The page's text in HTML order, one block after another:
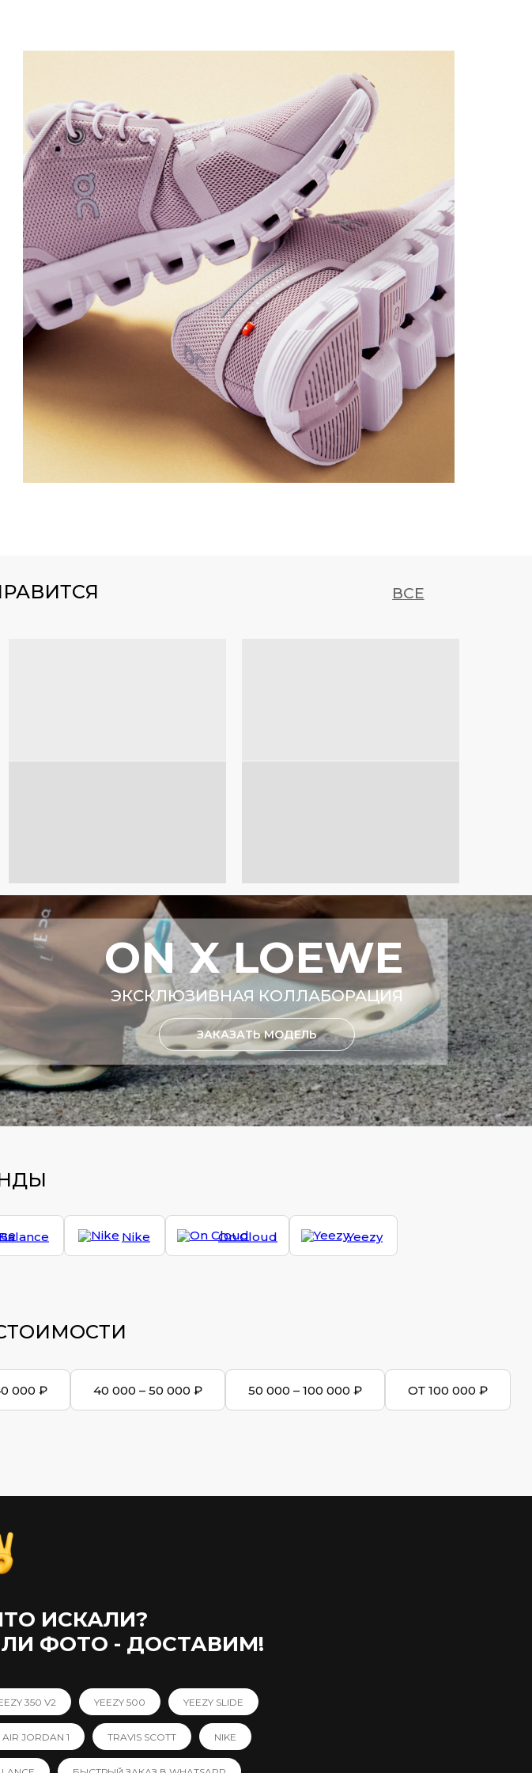
700
КРОССОВКИ - ЛУЧШИЙ ПОДАРОК
ВСЕ
ЭКСКЛЮЗИВНАЯ КОЛЛАБОРАЦИЯ
ON X LOEWE
ЗАКАЗАТЬ МОДЕЛЬ
Nike On Cloud Yeezy
000 ₽ 40 000 – 50 000 ₽ 50 000 – 100 000 ₽ ОТ 100 000 ₽
ИСКАЛИ?
ФОТО - ДОСТАВИМ!
350 V2 YEEZY 500 YEEZY SLIDE
AIR JORDAN 1 TRAVIS SCOTT NIKE